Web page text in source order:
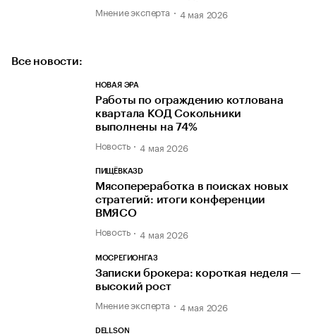
Мнение эксперта 4 мая 2026
Все новости:
НОВАЯ ЭРА
Работы по ограждению котлована
квартала КОД Сокольники
выполнены на 74%
Новость 4 мая 2026
ПИЩЁВКА3D
Мясопереработка в поисках новых
стратегий: итоги конференции
ВМЯСО
Новость 4 мая 2026
МОСРЕГИОНГАЗ
Записки брокера: короткая неделя —
высокий рост
Мнение эксперта 4 мая 2026
DELLSON